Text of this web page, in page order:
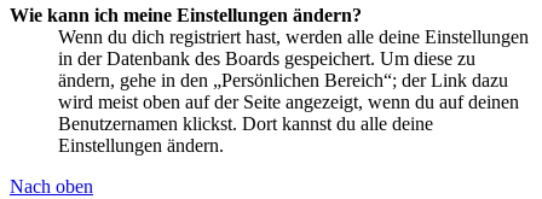
Wie kann ich meine Einstellungen ändern?
Wenn du dich registriert hast, werden alle deine Einstellungen
in der Datenbank des Boards gespeichert. Um diese zu
ändern, gehe in den „Persönlichen Bereich“; der Link dazu
wird meist oben auf der Seite angezeigt, wenn du auf deinen
Benutzernamen klickst. Dort kannst du alle deine
Einstellungen ändern.
Nach oben